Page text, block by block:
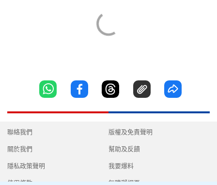
聯絡我們
關於我們
隱私政策聲明
使用條款
版權及免責聲明
幫助及反饋
我要爆料
無障礙網頁